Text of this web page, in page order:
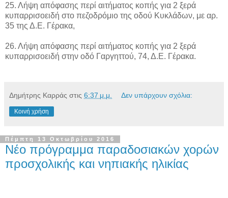
25. Λήψη απόφασης περί αιτήματος κοπής για 2 ξερά
κυπαρρισοειδή στο πεζοδρόμιο της οδού Κυκλάδων, με αρ.
35 της Δ.Ε. Γέρακα,
26. Λήψη απόφασης περί αιτήματος κοπής για 2 ξερά
κυπαρρισοειδή στην οδό Γαργηττού, 74, Δ.Ε. Γέρακα.
Δημήτρης Καρράς στις 6:37 μ.μ. Δεν υπάρχουν σχόλια:
Κοινή χρήση
Πέμπτη 13 Οκτωβρίου 2016
Νέο πρόγραμμα παραδοσιακών χορών
προσχολικής και νηπιακής ηλικίας